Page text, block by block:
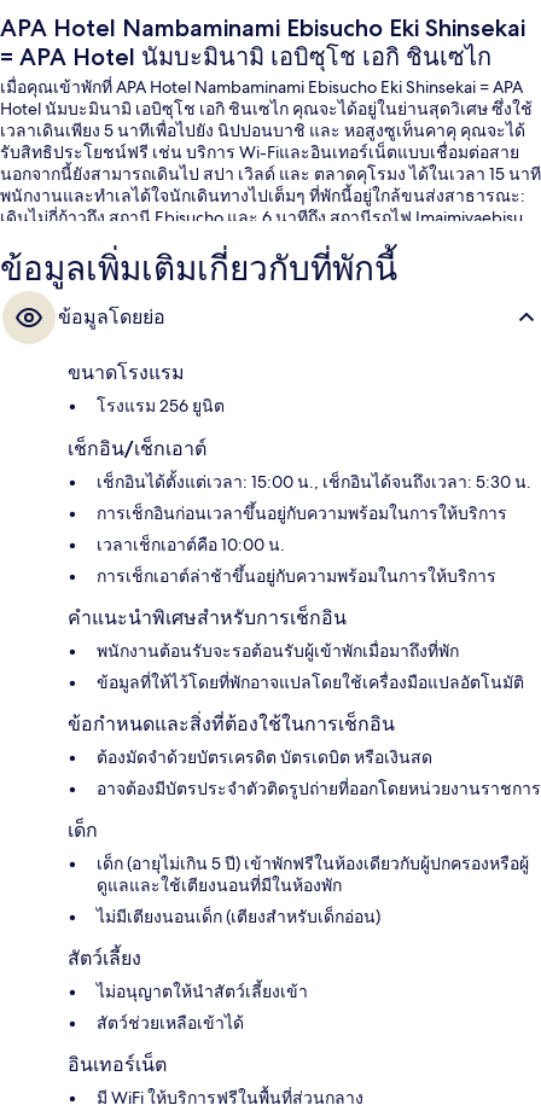
APA Hotel Nambaminami Ebisucho Eki Shinsekai
= APA Hotel นัมบะมินามิ เอบิซุโช เอกิ ชินเซไก
เมื่อคุณเข้าพักที่ APA Hotel Nambaminami Ebisucho Eki Shinsekai = APA
Hotel นัมบะมินามิ เอบิซุโช เอกิ ชินเซไก คุณจะได้อยู่ในย่านสุดวิเศษ ซึ่งใช้
เวลาเดินเพียง 5 นาทีเพื่อไปยัง นิปปอนบาชิ และ หอสูงซูเท็นคาคุ คุณจะได้
รับสิทธิประโยชน์ฟรี เช่น บริการ Wi-Fiและอินเทอร์เน็ตแบบเชื่อมต่อสาย
นอกจากนี้ยังสามารถเดินไป สปา เวิลด์ และ ตลาดคุโรมง ได้ในเวลา 15 นาที
พนักงานและทำเลได้ใจนักเดินทางไปเต็มๆ ที่พักนี้อยู่ใกล้ขนส่งสาธารณะ:
เดินไม่กี่ก้าวถึง สถานี Ebisucho และ 6 นาทีถึง สถานีรถไฟ Imaimiyaebisu
ข้อมูลเพิ่มเติมเกี่ยวกับที่พักนี้
ข้อมูลโดยย่อ
ขนาดโรงแรม
โรงแรม 256 ยูนิต
เช็กอิน/เช็กเอาต์
เช็กอินได้ตั้งแต่เวลา: 15:00 น., เช็กอินได้จนถึงเวลา: 5:30 น.
การเช็กอินก่อนเวลาขึ้นอยู่กับความพร้อมในการให้บริการ
เวลาเช็กเอาต์คือ 10:00 น.
การเช็กเอาต์ล่าช้าขึ้นอยู่กับความพร้อมในการให้บริการ
คำแนะนำพิเศษสำหรับการเช็กอิน
พนักงานต้อนรับจะรอต้อนรับผู้เข้าพักเมื่อมาถึงที่พัก
ข้อมูลที่ให้ไว้โดยที่พักอาจแปลโดยใช้เครื่องมือแปลอัตโนมัติ
ข้อกำหนดและสิ่งที่ต้องใช้ในการเช็กอิน
ต้องมัดจำด้วยบัตรเครดิต บัตรเดบิต หรือเงินสด
อาจต้องมีบัตรประจำตัวติดรูปถ่ายที่ออกโดยหน่วยงานราชการ
เด็ก
เด็ก (อายุไม่เกิน 5 ปี) เข้าพักฟรีในห้องเดียวกับผู้ปกครองหรือผู้
ดูแลและใช้เตียงนอนที่มีในห้องพัก
ไม่มีเตียงนอนเด็ก (เตียงสำหรับเด็กอ่อน)
สัตว์เลี้ยง
ไม่อนุญาตให้นำสัตว์เลี้ยงเข้า
สัตว์ช่วยเหลือเข้าได้
อินเทอร์เน็ต
มี WiFi ให้บริการฟรีในพื้นที่ส่วนกลาง